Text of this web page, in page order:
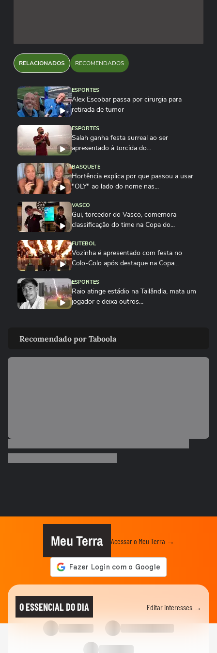
RELACIONADOS RECOMENDADOS
ESPORTES
Alex Escobar passa por cirurgia para
retirada de tumor
ESPORTES
Salah ganha festa surreal ao ser
apresentado à torcida do...
BASQUETE
Hortência explica por que passou a usar
"OLY" ao lado do nome nas...
VASCO
Gui, torcedor do Vasco, comemora
classificação do time na Copa do...
FUTEBOL
Vozinha é apresentado com festa no
Colo-Colo após destaque na Copa...
ESPORTES
Raio atinge estádio na Tailândia, mata um
jogador e deixa outros...
contra o Remo e ironiza:...
ESPORTES
campo: 'Existe diferença entre...
00:26
Por que o corpo treme durante a prancha?
Vídeo mostra o momento em que jogador
do São Paulo atropela idoso...
Vídeo mostra o momento em que Nicolas,
do São Paulo, atropela...
Recomendado por Taboola
Meu Terra Acessar o Meu Terra →
O ESSENCIAL DO DIA Editar interesses →